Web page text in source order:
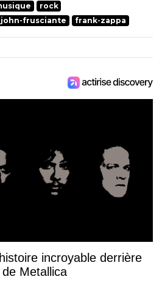
rock
john-frusciante frank-zappa
incroyable derrière
Metallica